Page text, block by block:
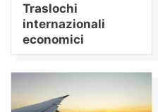
Traslochi
internazionali
economici